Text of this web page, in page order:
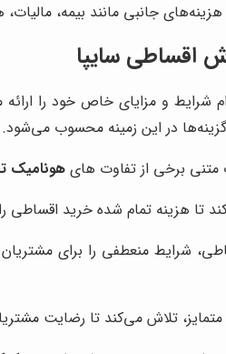
جانبی مانند بیمه،
اقساطی سایپا
و مزایای خاص خود را
گزینه‌ها در این زمینه محسوب
متنی برخی از تفاوت های هونامیک
تا هزینه تمام شده خرید اقساطی
شرایط منعطفی را برای
تلاش می‌کند تا رضایت